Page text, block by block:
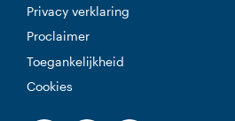
Privacy verklaring
Proclaimer
Toegankelijkheid
Cookies